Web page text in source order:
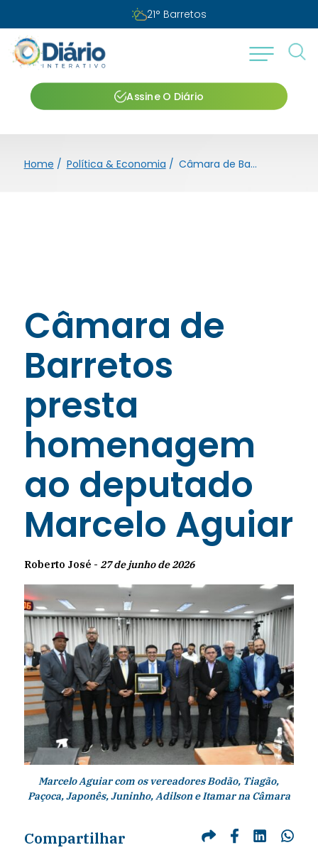
21° Barretos
Assine O Diário
Home / Política & Economia / Câmara de Barretos presta homenagem ao deputado Marcelo Aguiar
Câmara de
Barretos
presta
homenagem
ao deputado
Marcelo Aguiar
Roberto José - 27 de junho de 2026
Marcelo Aguiar com os vereadores Bodão, Tiagão,
Paçoca, Japonês, Juninho, Adilson e Itamar na Câmara
Compartilhar